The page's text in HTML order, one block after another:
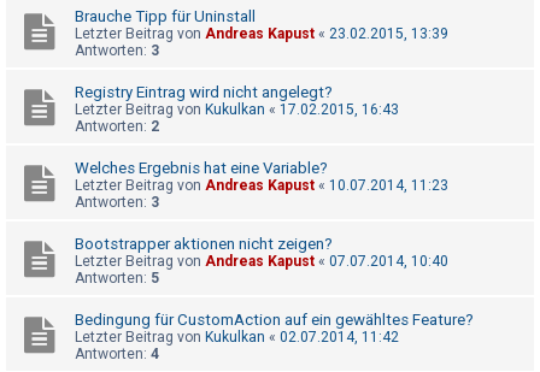
T
h
m
e
n
S
u
Brauche Tipp für Uninstall
Letzter Beitrag von Andreas Kapust « 23.02.2015, 13:39
Antworten: 3
Registry Eintrag wird nicht angelegt?
Letzter Beitrag von Kukulkan « 17.02.2015, 16:43
Antworten: 2
Welches Ergebnis hat eine Variable?
Letzter Beitrag von Andreas Kapust « 10.07.2014, 11:23
Antworten: 3
Bootstrapper aktionen nicht zeigen?
Letzter Beitrag von Andreas Kapust « 07.07.2014, 10:40
Antworten: 5
Bedingung für CustomAction auf ein gewähltes Feature?
Letzter Beitrag von Kukulkan « 02.07.2014, 11:42
Antworten: 4